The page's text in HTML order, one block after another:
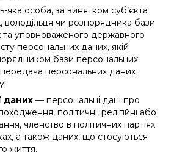
яка особа, за винятком суб’єкта
володільця чи розпорядника бази
уповноваженого державного
персональних даних, якій
бази персональних
персональних даних
даних — персональні дані про
політичні, релігійні або
членство в політичних партіях
а також даних, що стосуються
життя.